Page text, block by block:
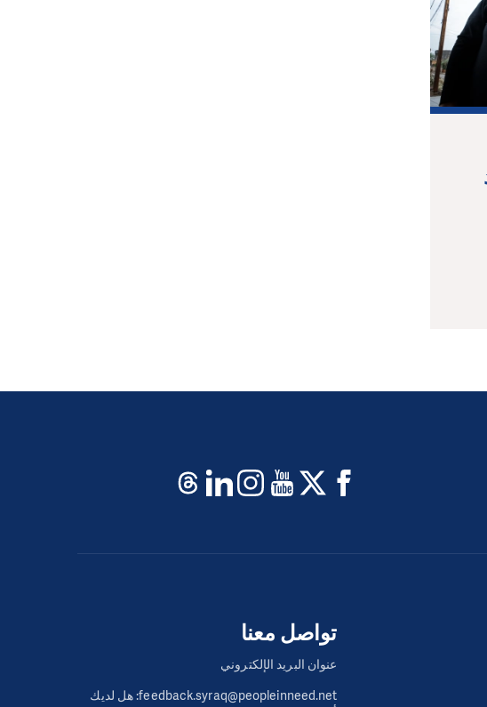
تواصل معنا
عنوان البريد الإلكتروني
feedback.syraq@peopleinneed.net: هل لديك